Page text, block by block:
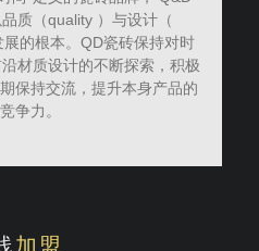
质（quality ）与设计（
的根本。QD瓷砖保持对时
材质设计的不断探索，积极
保持交流，提升本身产品的
争力。
加盟